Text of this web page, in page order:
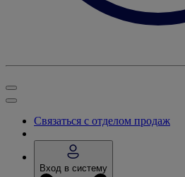
Связаться с отделом продаж
Вход в систему